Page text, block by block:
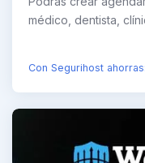
médico, dentista,
Con Segurihost